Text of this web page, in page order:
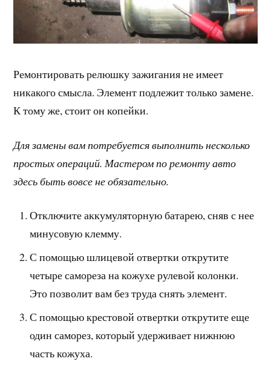
Ремонтировать релюшку зажигания не имеет
никакого смысла. Элемент подлежит только замене.
К тому же, стоит он копейки.
Для замены вам потребуется выполнить несколько
простых операций. Мастером по ремонту авто
здесь быть вовсе не обязательно.
Отключите аккумуляторную батарею, сняв с нее
минусовую клемму.
С помощью шлицевой отвертки открутите
четыре самореза на кожухе рулевой колонки.
Это позволит вам без труда снять элемент.
С помощью крестовой отвертки открутите еще
один саморез, который удерживает нижнюю
часть кожуха.